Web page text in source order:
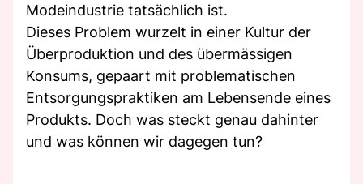
Modeindustrie tatsächlich ist.
Dieses Problem wurzelt in einer Kultur der
Überproduktion und des übermässigen
Konsums, gepaart mit problematischen
Entsorgungspraktiken am Lebensende eines
Produkts. Doch was steckt genau dahinter
und was können wir dagegen tun?